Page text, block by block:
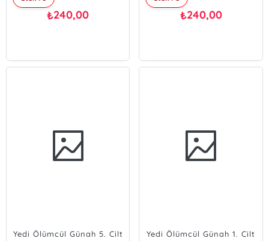
₺240,00 ₺240,00
Yedi Ölümcül Günah 5. Cilt Yedi Ölümcül Günah 1. Cilt